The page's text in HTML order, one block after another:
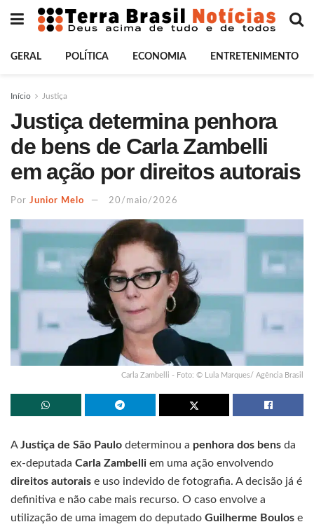
GERAL POLÍTICA ECONOMIA ENTRETENIMENTO
Início Justiça
Justiça determina penhora
de bens de Carla Zambelli
em ação por direitos autorais
Por Junior Melo 20/maio/2026
Carla Zambelli - Foto: © Lula Marques/ Agência Brasil
AJustiça de São Paulo determinou a penhora dos bens da
ex-deputada Carla Zambelli em uma ação envolvendo
direitos autorais e uso indevido de fotografia. A decisão já é
definitiva e não cabe mais recurso. O caso envolve a
utilização de uma imagem do deputado Guilherme Boulos e